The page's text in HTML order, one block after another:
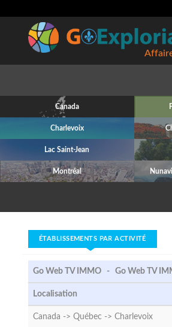
Canada
Charlevoix
Lac Saint-Jean
Montréal
ÉTABLISSEMENTS PAR ACTIVITÉ
Go Web TV IMMO - Go Web TV
Localisation
Canada -> Québec -> Charlevoix